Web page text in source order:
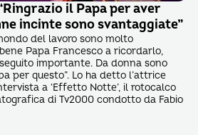
il Papa per aver
incinte sono svantaggiate”
del lavoro sono molto
Papa Francesco a ricordarlo,
importante. Da donna sono
per questo”. Lo ha detto l’attrice
a ‘Effetto Notte’, il rotocalco
di Tv2000 condotto da Fabio